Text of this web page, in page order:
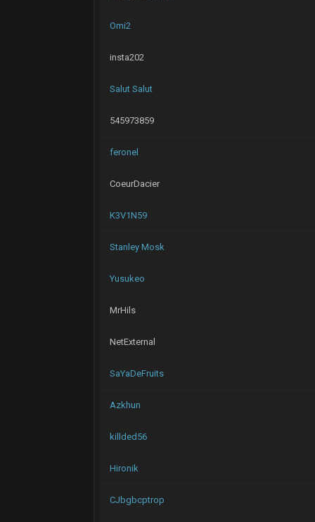
Omi2
insta202
Salut Salut
545973859
feronel
CoeurDacier
K3V1N59
Stanley Mosk
Yusukeo
MrHils
NetExternal
SaYaDeFruits
Azkhun
killded56
Hironik
CJbgbcptrop